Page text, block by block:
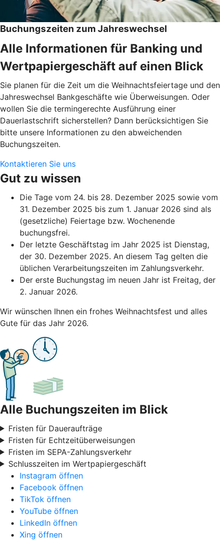
Buchungszeiten zum Jahreswechsel
Alle Informationen für Banking und
Wertpapiergeschäft auf einen Blick
Sie planen für die Zeit um die Weihnachtsfeiertage und den
Jahreswechsel Bankgeschäfte wie Überweisungen. Oder
wollen Sie die termingerechte Ausführung einer
Dauerlastschrift sicherstellen? Dann berücksichtigen Sie
bitte unsere Informationen zu den abweichenden
Buchungszeiten.
Kontaktieren Sie uns
Gut zu wissen
Die Tage vom 24. bis 28. Dezember 2025 sowie vom
31. Dezember 2025 bis zum 1. Januar 2026 sind als
(gesetzliche) Feiertage bzw. Wochenende
buchungsfrei.
Der letzte Geschäftstag im Jahr 2025 ist Dienstag,
der 30. Dezember 2025. An diesem Tag gelten die
üblichen Verarbeitungszeiten im Zahlungsverkehr.
Der erste Buchungstag im neuen Jahr ist Freitag, der
2. Januar 2026.
Wir wünschen Ihnen ein frohes Weihnachtsfest und alles
Gute für das Jahr 2026.
Alle Buchungszeiten im Blick
Fristen für Daueraufträge
Fristen für Echtzeitüberweisungen
Fristen im SEPA-Zahlungsverkehr
Schlusszeiten im Wertpapiergeschäft
Instagram öffnen
Facebook öffnen
TikTok öffnen
YouTube öffnen
LinkedIn öffnen
Xing öffnen